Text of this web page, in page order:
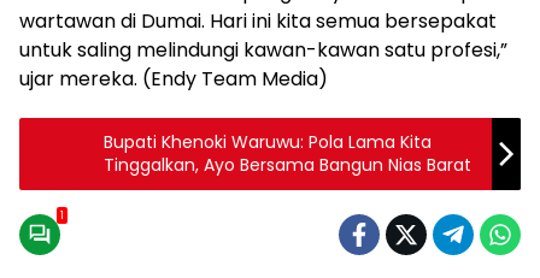
wartawan di Dumai. Hari ini kita semua bersepakat
untuk saling melindungi kawan-kawan satu profesi,”
ujar mereka. (Endy Team Media)
Bupati Khenoki Waruwu: Pola Lama Kita
Tinggalkan, Ayo Bersama Bangun Nias Barat
1